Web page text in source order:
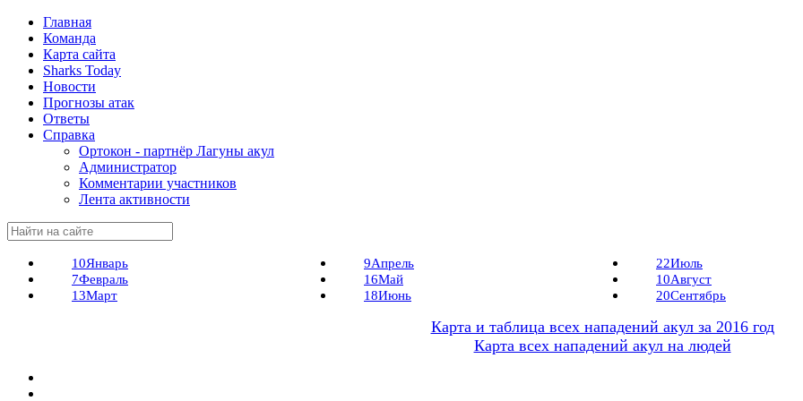
Главная
Команда
Карта сайта
Sharks Today
Новости
Прогнозы атак
Ответы
Справка
Ортокон - партнёр Лагуны акул
Администратор
Комментарии участников
Лента активности
10Январь
7Февраль
13Март
9Апрель
16Май
18Июнь
22Июль
10Август
20Сентябрь
Карта и таблица всех нападений акул за 2016 год
Карта всех нападений акул на людей